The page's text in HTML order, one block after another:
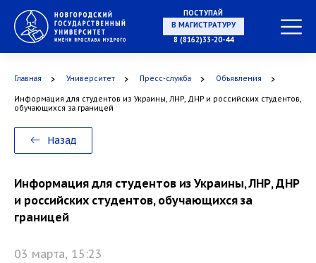
ПОСТУПАЙ
В МАГИСТРАТУРУ
В АСПИРАНТУРУ
8 (8162)33-20-44
Главная Университет Пресс-служба Объявления
Информация для студентов из Украины, ЛНР, ДНР и российских студентов,
обучающихся за границей
Назад
Информация для студентов из Украины, ЛНР, ДНР
и российских студентов, обучающихся за
границей
03 марта, 15:23